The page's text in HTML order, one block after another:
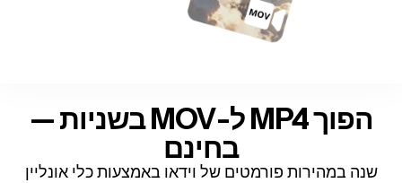
הפוך MP4 ל-MOV בשניות —
בחינם
שנה במהירות פורמטים של וידאו באמצעות כלי אונליין